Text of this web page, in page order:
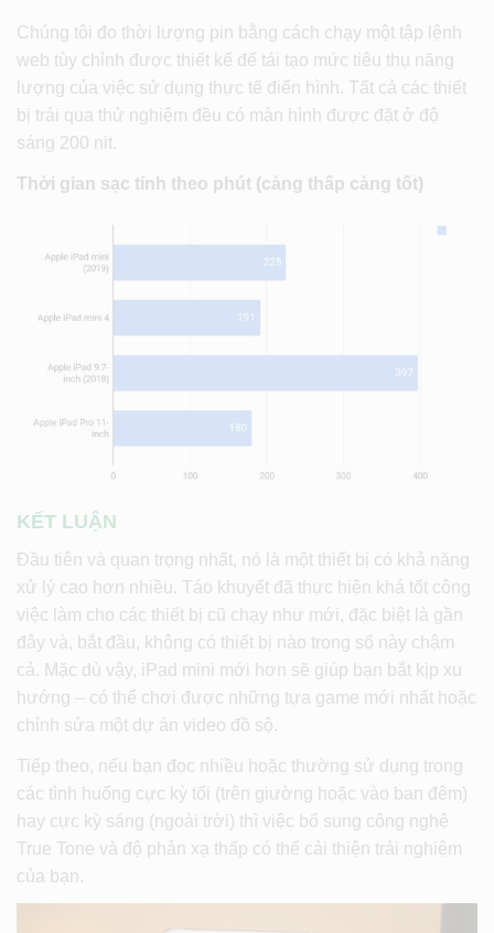
Chúng tôi đo thời lượng pin bằng cách chạy một tập lệnh
web tùy chỉnh được thiết kế để tái tạo mức tiêu thụ năng
lượng của việc sử dụng thực tế điển hình. Tất cả các thiết
bị trải qua thử nghiệm đều có màn hình được đặt ở độ
sáng 200 nit.
Thời gian sạc tính theo phút (càng thấp càng tốt)
KẾT LUẬN
Đầu tiên và quan trọng nhất, nó là một thiết bị có khả năng
xử lý cao hơn nhiều. Táo khuyết đã thực hiện khá tốt công
việc làm cho các thiết bị cũ chạy như mới, đặc biệt là gần
đây và, bắt đầu, không có thiết bị nào trong số này chậm
cả. Mặc dù vậy, iPad mini mới hơn sẽ giúp bạn bắt kịp xu
hướng – có thể chơi được những tựa game mới nhất hoặc
chỉnh sửa một dự án video đồ sộ.
Tiếp theo, nếu bạn đọc nhiều hoặc thường sử dụng trong
các tình huống cực kỳ tối (trên giường hoặc vào ban đêm)
hay cực kỳ sáng (ngoài trời) thì việc bổ sung công nghệ
True Tone và độ phản xạ thấp có thể cải thiện trải nghiệm
của bạn.